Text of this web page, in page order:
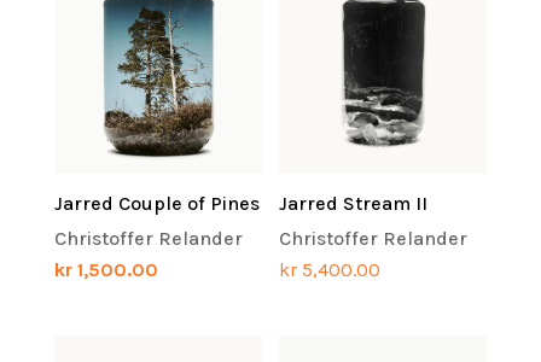
Jarred Couple of Pines
Christoffer Relander
kr1,500.00
Jarred Stream II
Christoffer Relander
kr 5,400.00